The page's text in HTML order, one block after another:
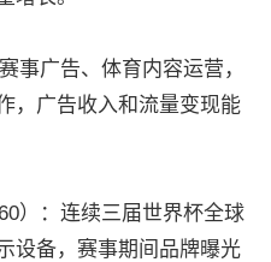
事广告、体育内容运营，
，广告收入和流量变现能
）：连续三届世界杯全球
设备，赛事期间品牌曝光